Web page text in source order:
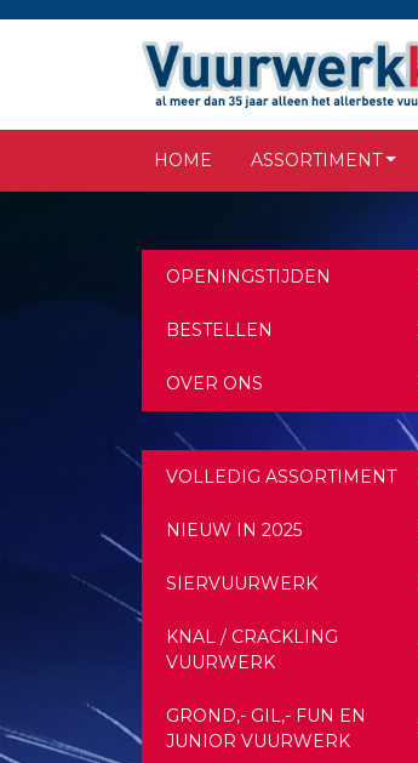
HOME ASSORTIMENT
OPENINGSTIJDEN
BESTELLEN
OVER ONS
VOLLEDIG ASSORTIMENT
NIEUW IN 2025
SIERVUURWERK
KNAL / CRACKLING
VUURWERK
GROND,- GIL,- FUN EN
JUNIOR VUURWERK